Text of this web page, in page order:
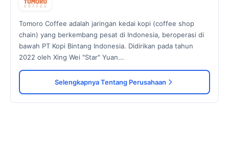
Tomoro Coffee adalah jaringan kedai kopi (coffee shop
chain) yang berkembang pesat di Indonesia, beroperasi di
bawah PT Kopi Bintang Indonesia. Didirikan pada tahun
2022 oleh Xing Wei "Star" Yuan...
Selengkapnya Tentang Perusahaan